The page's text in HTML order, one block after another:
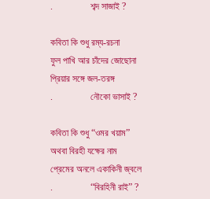
. শব্দ সাজাই ?
কবিতা কি শুধু রম্য-রচনা
ফুল পাখি আর চাঁদের জোছোনা
প্রিয়ার সঙ্গে জল-তরঙ্গ
. নৌকো ভাসাই ?
কবিতা কি শুধু “ওমর খয়াম”
অথবা বিরহী যক্ষের নাম
প্রেমের অনলে একাকিনী জ্বলে
. “বিরহিনী রাই” ?